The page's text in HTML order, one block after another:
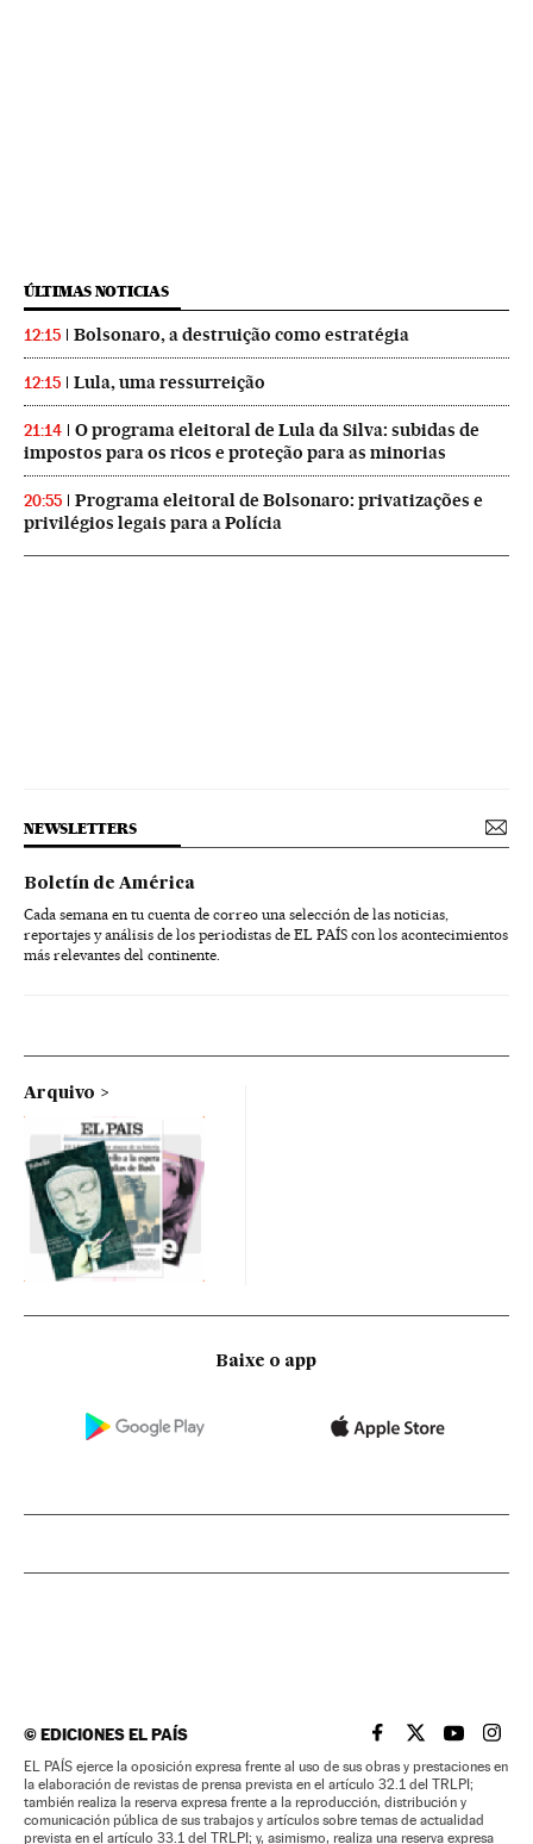
ÚLTIMAS NOTICIAS
12:15 Bolsonaro, a destruição como estratégia
12:15 Lula, uma ressurreição
21:14
O programa eleitoral de Lula da Silva: subidas de
impostos para os ricos e proteção para as minorias
20:55
Programa eleitoral de Bolsonaro: privatizações e
privilégios legais para a Polícia
NEWSLETTERS
Boletín de América
Cada semana en tu cuenta de correo una selección de las noticias,
reportajes y análisis de los periodistas de EL PAÍS con los acontecimientos
más relevantes del continente.
Arquivo
Baixe o app
©EDICIONES EL PAÍS EL PAÍS BRASIL EN
EL PAÍSEL PAÍS
EL
EL PAÍS ejerce la oposición expresa frente al uso de sus obras y prestaciones en
la elaboración de revistas de prensa prevista en el artículo 32.1 del TRLPI;
también realiza la reserva expresa frente a la reproducción, distribución y
comunicación pública de sus trabajos y artículos sobre temas de actualidad
prevista en el artículo 33.1 del TRLPI; y, asimismo, realiza una reserva expresa